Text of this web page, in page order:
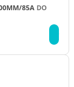
85A DO